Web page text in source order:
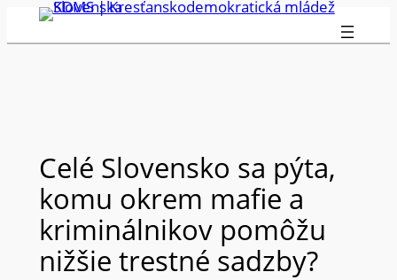
Prejsť
na
Celé Slovensko sa pýta,
komu okrem mafie a
kriminálnikov pomôžu
nižšie trestné sadzby?